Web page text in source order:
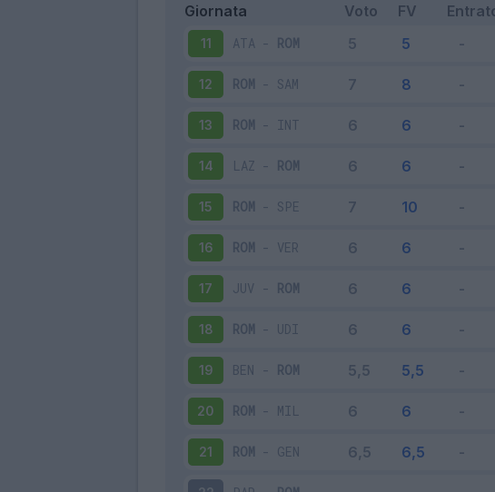
Giornata Voto FV
11 ATA - ROM
12 ROM - SAM
13 ROM - INT
14 LAZ - ROM
15 ROM - SPE
16 ROM - VER
17 JUV - ROM
18 ROM - UDI
19 BEN - ROM
20 ROM - MIL
21 ROM - GEN